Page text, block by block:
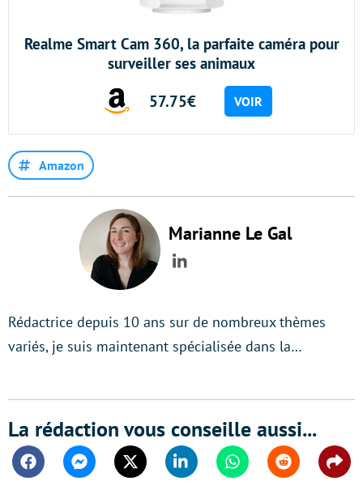
Realme Smart Cam 360, la parfaite caméra pour
surveiller ses animaux
57.75€
VOIR
Amazon
Marianne Le Gal
LinkedIn
Rédactrice depuis 10 ans sur de nombreux thèmes
variés, je suis maintenant spécialisée dans la…
La rédaction vous conseille aussi...
FacebookMessengerTwitter Linkedin WhatsappReddit